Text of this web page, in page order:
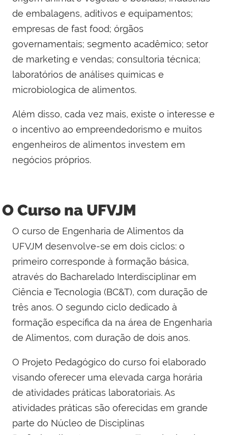
de embalagens, aditivos e equipamentos;
empresas de fast food; órgãos
governamentais; segmento acadêmico; setor
de marketing e vendas; consultoria técnica;
laboratórios de análises químicas e
microbiologica de alimentos.
Além disso, cada vez mais, existe o interesse e
o incentivo ao empreendedorismo e muitos
engenheiros de alimentos investem em
negócios próprios.
O Curso na UFVJM
O curso de Engenharia de Alimentos da
UFVJM desenvolve-se em dois ciclos: o
primeiro corresponde à formação básica,
através do Bacharelado Interdisciplinar em
Ciência e Tecnologia (BC&T), com duração de
três anos. O segundo ciclo dedicado à
formação específica da na área de Engenharia
de Alimentos, com duração de dois anos.
O Projeto Pedagógico do curso foi elaborado
visando oferecer uma elevada carga horária
de atividades práticas laboratoriais. As
atividades práticas são oferecidas em grande
parte do Núcleo de Disciplinas